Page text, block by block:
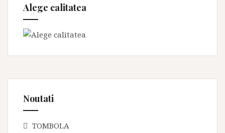
Alege calitatea
Noutati
TOMBOLA